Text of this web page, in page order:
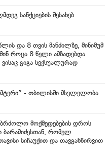
სანქციების შესახებ
და 8 თვის მანძილზე, მინიმუმ
როცა 8 წელი ამზადებდა
გიგა სექსუალურად
მტერი” - თბილისში მსვლელობა
მოქმედებების დროს
ბარამიძესთან, რომელ
სიჩაუქით და თავგანწირვით